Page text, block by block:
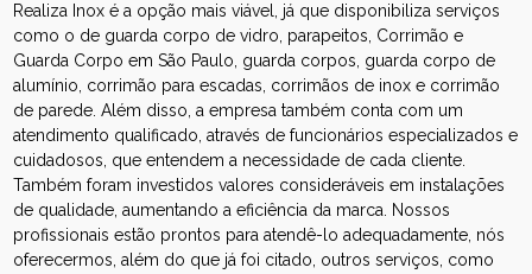
Realiza Inox é a opção mais viável, já que disponibiliza serviços
como o de guarda corpo de vidro, parapeitos, Corrimão e
Guarda Corpo em São Paulo, guarda corpos, guarda corpo de
alumínio, corrimão para escadas, corrimãos de inox e corrimão
de parede. Além disso, a empresa também conta com um
atendimento qualificado, através de funcionários especializados e
cuidadosos, que entendem a necessidade de cada cliente.
Também foram investidos valores consideráveis em instalações
de qualidade, aumentando a eficiência da marca. Nossos
profissionais estão prontos para atendê-lo adequadamente, nós
oferecermos, além do que já foi citado, outros serviços, como